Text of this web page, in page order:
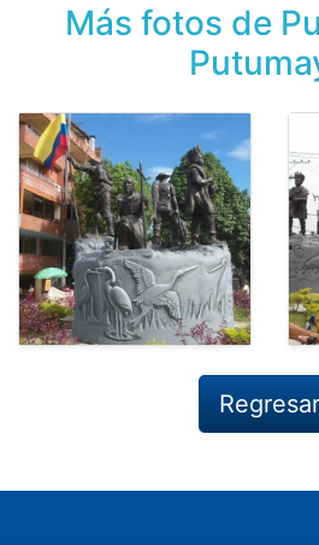
Más fotos de
Regresar